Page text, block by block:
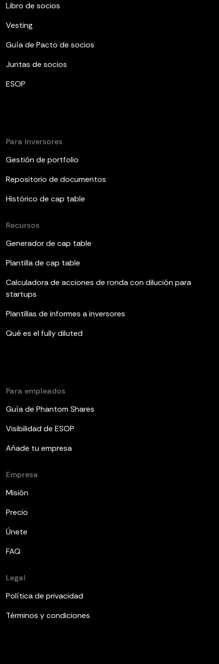
Libro de socios
Vesting
Guía de Pacto de socios
Juntas de socios
ESOP
Para inversores
Gestión de portfolio
Repositorio de documentos
Histórico de cap table
Recursos
Generador de cap table
Plantilla de cap table
Calculadora de acciones de ronda con dilución para
startups
Plantillas de informes a inversores
Qué es el fully diluted
Para empleados
Guía de Phantom Shares
Visibilidad de ESOP
Añade tu empresa
Empresa
Misión
Precio
Únete
FAQ
Legal
Política de privacidad
Términos y condiciones